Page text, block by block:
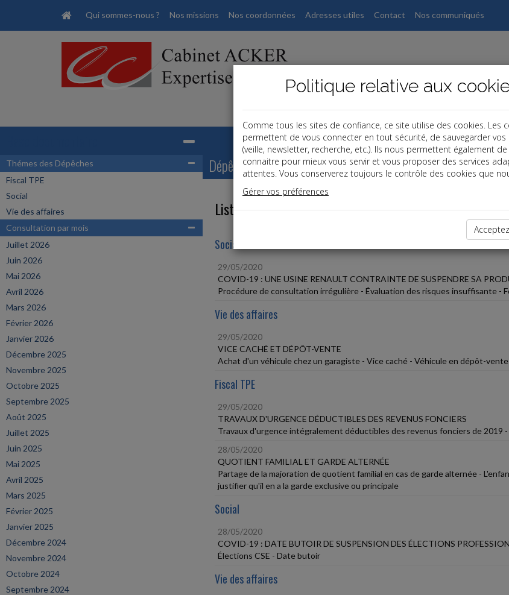
Qui sommes-nous ? Nos missions Nos coordonnées Adresses utiles Contact Nos communiqués
Thémes des Dépêches
Fiscal TPE
Social
Vie des affaires
Consultation par mois
Juillet 2026
Juin 2026
Mai 2026
Avril 2026
Mars 2026
Février 2026
Janvier 2026
Décembre 2025
Novembre 2025
Octobre 2025
Septembre 2025
Août 2025
Juillet 2025
Juin 2025
Mai 2025
Avril 2025
Mars 2025
Février 2025
Janvier 2025
Décembre 2024
Novembre 2024
Octobre 2024
Septembre 2024
Dépêches
Liste des dernières dépêches
Social
29/05/2020
COVID-19 : UNE USINE RENAULT CONTRAINTE DE SUSPENDRE SA
Procédure de consultation irrégulière - Évaluation des risques insuffisante -
Vie des affaires
29/05/2020
VICE CACHÉ ET DÉPÔT-VENTE
Achat d'un véhicule chez un garagiste - Vice caché - Véhicule en dépôt-
Fiscal TPE
29/05/2020
TRAVAUX D'URGENCE DÉDUCTIBLES DES REVENUS FONCIERS
Travaux d'urgence intégralement déductibles des revenus fonciers de 2019
28/05/2020
QUOTIENT FAMILIAL ET GARDE ALTERNÉE
Partage de la majoration de quotient familial en cas de garde alternée -
justifier qu'il en a la garde exclusive ou principale
Social
28/05/2020
COVID-19 : DATE BUTOIR DE SUSPENSION DES ÉLECTIONS
Élections CSE - Date butoir
Vie des affaires
Politique relative aux
Comme tous les sites de confiance, ce site utilise des cookies. Les
permettent de vous connecter en tout sécurité, de sauvegarder vos
(veille, newsletter, recherche, etc.). Ils nous permettent également
connaitre pour mieux vous servir et vous proposer des services
attentes. Vous conserverez toujours le contrôle des cookies que
Gérer vos préférences